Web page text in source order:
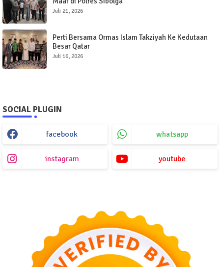
Juli 21, 2026
Perti Bersama Ormas Islam Takziyah Ke Kedutaan
Besar Qatar
Juli 16, 2026
SOCIAL PLUGIN
facebook whatsapp
instagram youtube